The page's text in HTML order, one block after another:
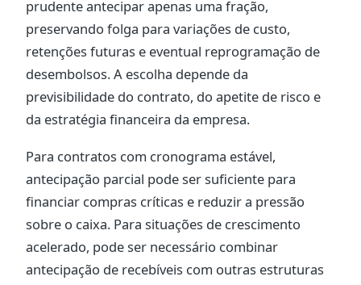
prudente antecipar apenas uma fração,
preservando folga para variações de custo,
retenções futuras e eventual reprogramação de
desembolsos. A escolha depende da
previsibilidade do contrato, do apetite de risco e
da estratégia financeira da empresa.
Para contratos com cronograma estável,
antecipação parcial pode ser suficiente para
financiar compras críticas e reduzir a pressão
sobre o caixa. Para situações de crescimento
acelerado, pode ser necessário combinar
antecipação de recebíveis com outras estruturas